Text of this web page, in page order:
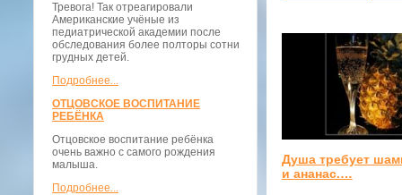
Тревога! Так отреагировали
Американские учёные из
педиатрической академии после
обследования более полторы сотни
грудных детей.
Подробнее...
ОТЦОВСКОЕ ВОСПИТАНИЕ
РЕБЁНКА
Отцовское воспитание ребёнка
очень важно с самого рождения
малыша.
Подробнее...
Душа требует
и ананас.…